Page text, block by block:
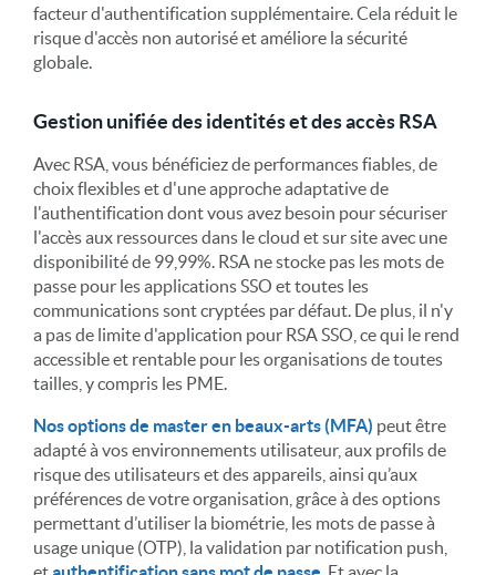
facteur d'authentification supplémentaire. Cela réduit le
risque d'accès non autorisé et améliore la sécurité
globale.
Gestion unifiée des identités et des accès RSA
Avec RSA, vous bénéficiez de performances fiables, de
choix flexibles et d'une approche adaptative de
l'authentification dont vous avez besoin pour sécuriser
l'accès aux ressources dans le cloud et sur site avec une
disponibilité de 99,99%. RSA ne stocke pas les mots de
passe pour les applications SSO et toutes les
communications sont cryptées par défaut. De plus, il n'y
a pas de limite d'application pour RSA SSO, ce qui le rend
accessible et rentable pour les organisations de toutes
tailles, y compris les PME.
Nos options de master en beaux-arts (MFA) peut être
adapté à vos environnements utilisateur, aux profils de
risque des utilisateurs et des appareils, ainsi qu’aux
préférences de votre organisation, grâce à des options
permettant d’utiliser la biométrie, les mots de passe à
usage unique (OTP), la validation par notification push,